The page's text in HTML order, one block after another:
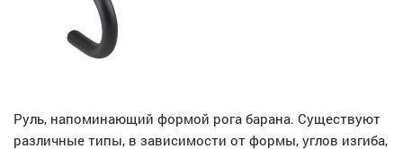
Руль, напоминающий формой рога барана. Существуют
различные типы, в зависимости от формы, углов изгиба,